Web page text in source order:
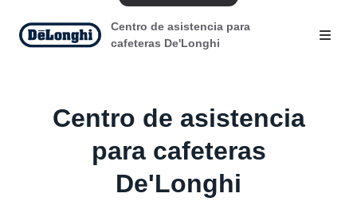
Centro de asistencia para
cafeteras De'Longhi
Centro de asistencia
para cafeteras
De'Longhi